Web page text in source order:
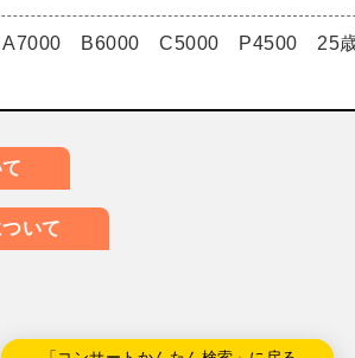
B6000 C5000 P4500 25歳
いて